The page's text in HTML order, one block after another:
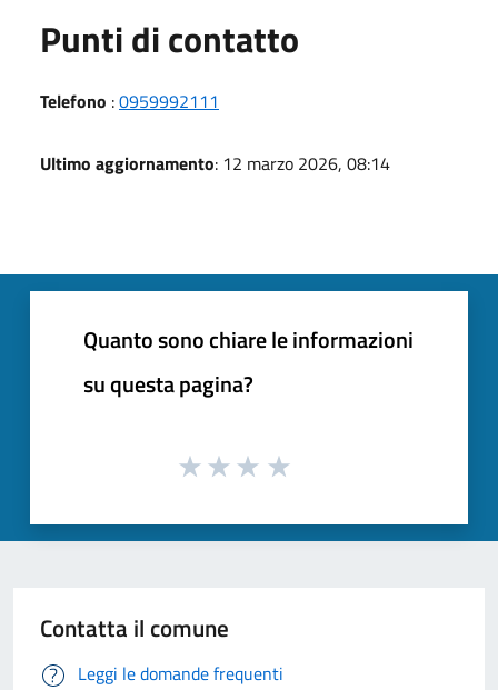
Punti di contatto
Telefono :0959992111
Ultimo aggiornamento: 12 marzo 2026, 08:14
Quanto sono chiare le informazioni
su questa pagina?
Contatta il comune
Leggi le domande frequenti